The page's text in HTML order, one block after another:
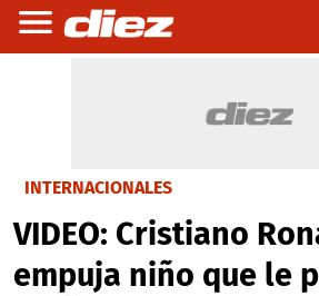
INTERNACIONALES
VIDEO: Cristiano
empuja niño que le